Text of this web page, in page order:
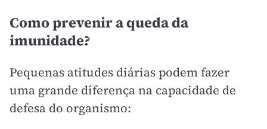
Como prevenir a queda da
imunidade?
Pequenas atitudes diárias podem fazer
uma grande diferença na capacidade de
defesa do organismo: